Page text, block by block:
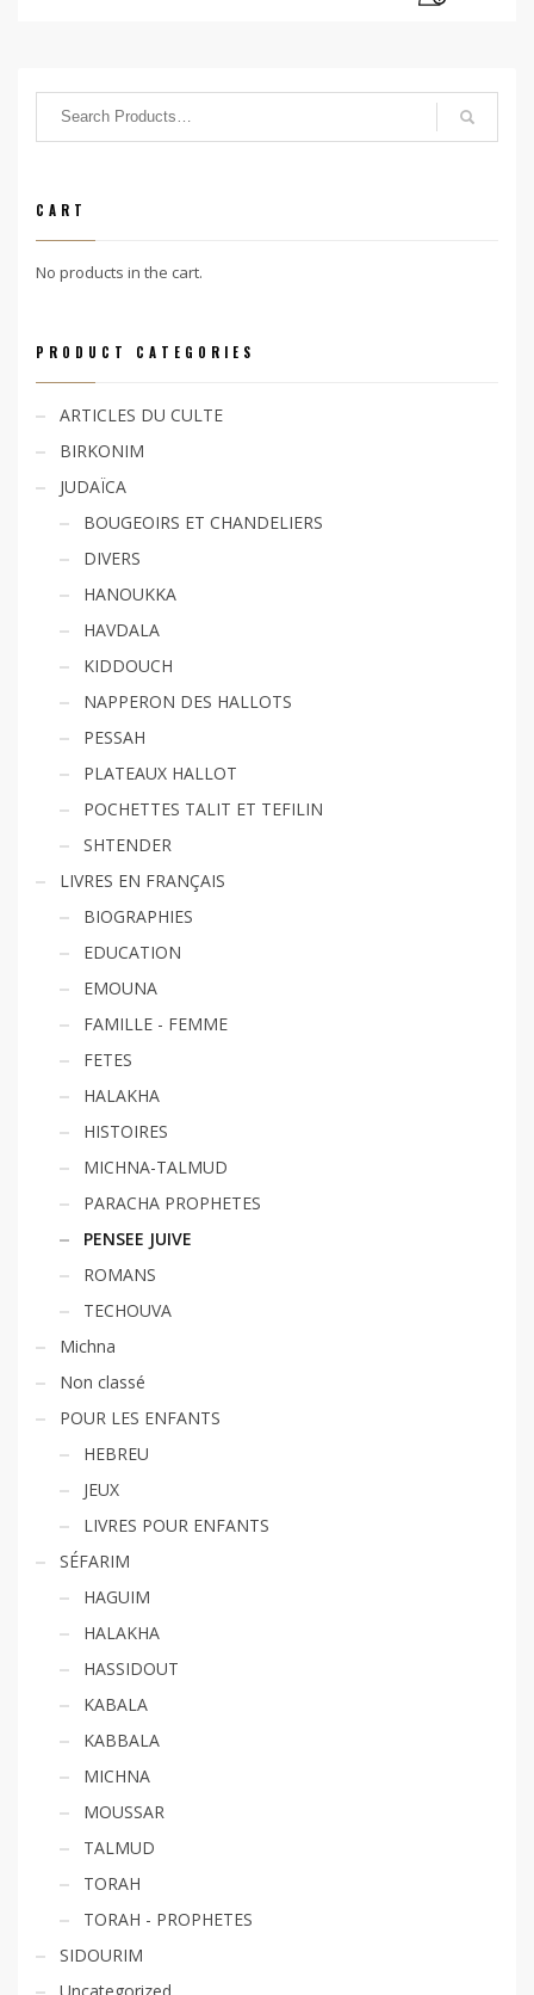
CART
No products in the cart.
PRODUCT CATEGORIES
ARTICLES DU CULTE
BIRKONIM
JUDAÏCA
BOUGEOIRS ET CHANDELIERS
DIVERS
HANOUKKA
HAVDALA
KIDDOUCH
NAPPERON DES HALLOTS
PESSAH
PLATEAUX HALLOT
POCHETTES TALIT ET TEFILIN
SHTENDER
LIVRES EN FRANÇAIS
BIOGRAPHIES
EDUCATION
EMOUNA
FAMILLE - FEMME
FETES
HALAKHA
HISTOIRES
MICHNA-TALMUD
PARACHA PROPHETES
PENSEE JUIVE
ROMANS
TECHOUVA
Michna
Non classé
POUR LES ENFANTS
HEBREU
JEUX
LIVRES POUR ENFANTS
SÉFARIM
HAGUIM
HALAKHA
HASSIDOUT
KABALA
KABBALA
MICHNA
MOUSSAR
TALMUD
TORAH
TORAH - PROPHETES
SIDOURIM